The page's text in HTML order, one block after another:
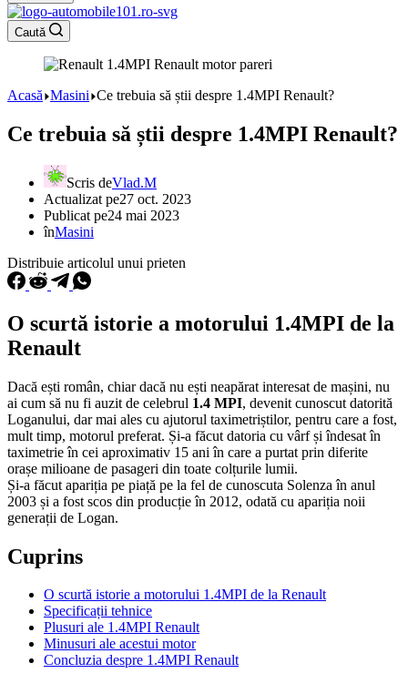
Caută
Acasă Masini Ce trebuia să știi despre 1.4MPI Renault?
Ce trebuia să știi despre 1.4MPI Renault?
Scris deVlad.M
Actualizat pe27 oct. 2023
Publicat pe24 mai 2023
înMasini
Distribuie articolul unui prieten
O scurtă istorie a motorului 1.4MPI de la
Renault
Dacă ești român, chiar dacă nu ești neapărat interesat de mașini, nu
ai cum să nu fi auzit de celebrul 1.4 MPI, devenit cunoscut datorită
Loganului, dar mai ales cu ajutorul taximetriștilor, pentru care a fost,
mult timp, motorul preferat. Și-a făcut datoria cu vârf și îndesat în
taximetrie în cei aproximativ 15 ani în care a purtat prin diferite
orașe milioane de pasageri din toate colțurile lumii.
Și-a făcut apariția pe piață pe la fel de cunoscuta Solenza în anul
2003 și a fost scos din producție în 2012, odată cu apariția noii
generații de Logan.
Cuprins
O scurtă istorie a motorului 1.4MPI de la Renault
Specificații tehnice
Plusuri ale 1.4MPI Renault
Minusuri ale acestui motor
Concluzia despre 1.4MPI Renault